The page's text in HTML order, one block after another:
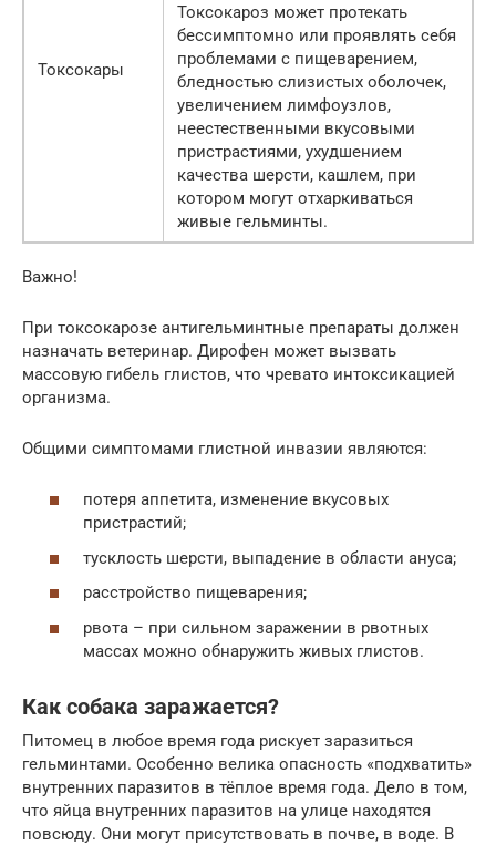
Токсокары
Токсокароз может протекать
бессимптомно или проявлять себя
проблемами с пищеварением,
бледностью слизистых оболочек,
увеличением лимфоузлов,
неестественными вкусовыми
пристрастиями, ухудшением
качества шерсти, кашлем, при
котором могут отхаркиваться
живые гельминты.
Важно!
При токсокарозе антигельминтные препараты должен
назначать ветеринар. Дирофен может вызвать
массовую гибель глистов, что чревато интоксикацией
организма.
Общими симптомами глистной инвазии являются:
потеря аппетита, изменение вкусовых
пристрастий;
тусклость шерсти, выпадение в области ануса;
расстройство пищеварения;
рвота – при сильном заражении в рвотных
массах можно обнаружить живых глистов.
Как собака заражается?
Питомец в любое время года рискует заразиться
гельминтами. Особенно велика опасность «подхватить»
внутренних паразитов в тёплое время года. Дело в том,
что яйца внутренних паразитов на улице находятся
повсюду. Они могут присутствовать в почве, в воде. В